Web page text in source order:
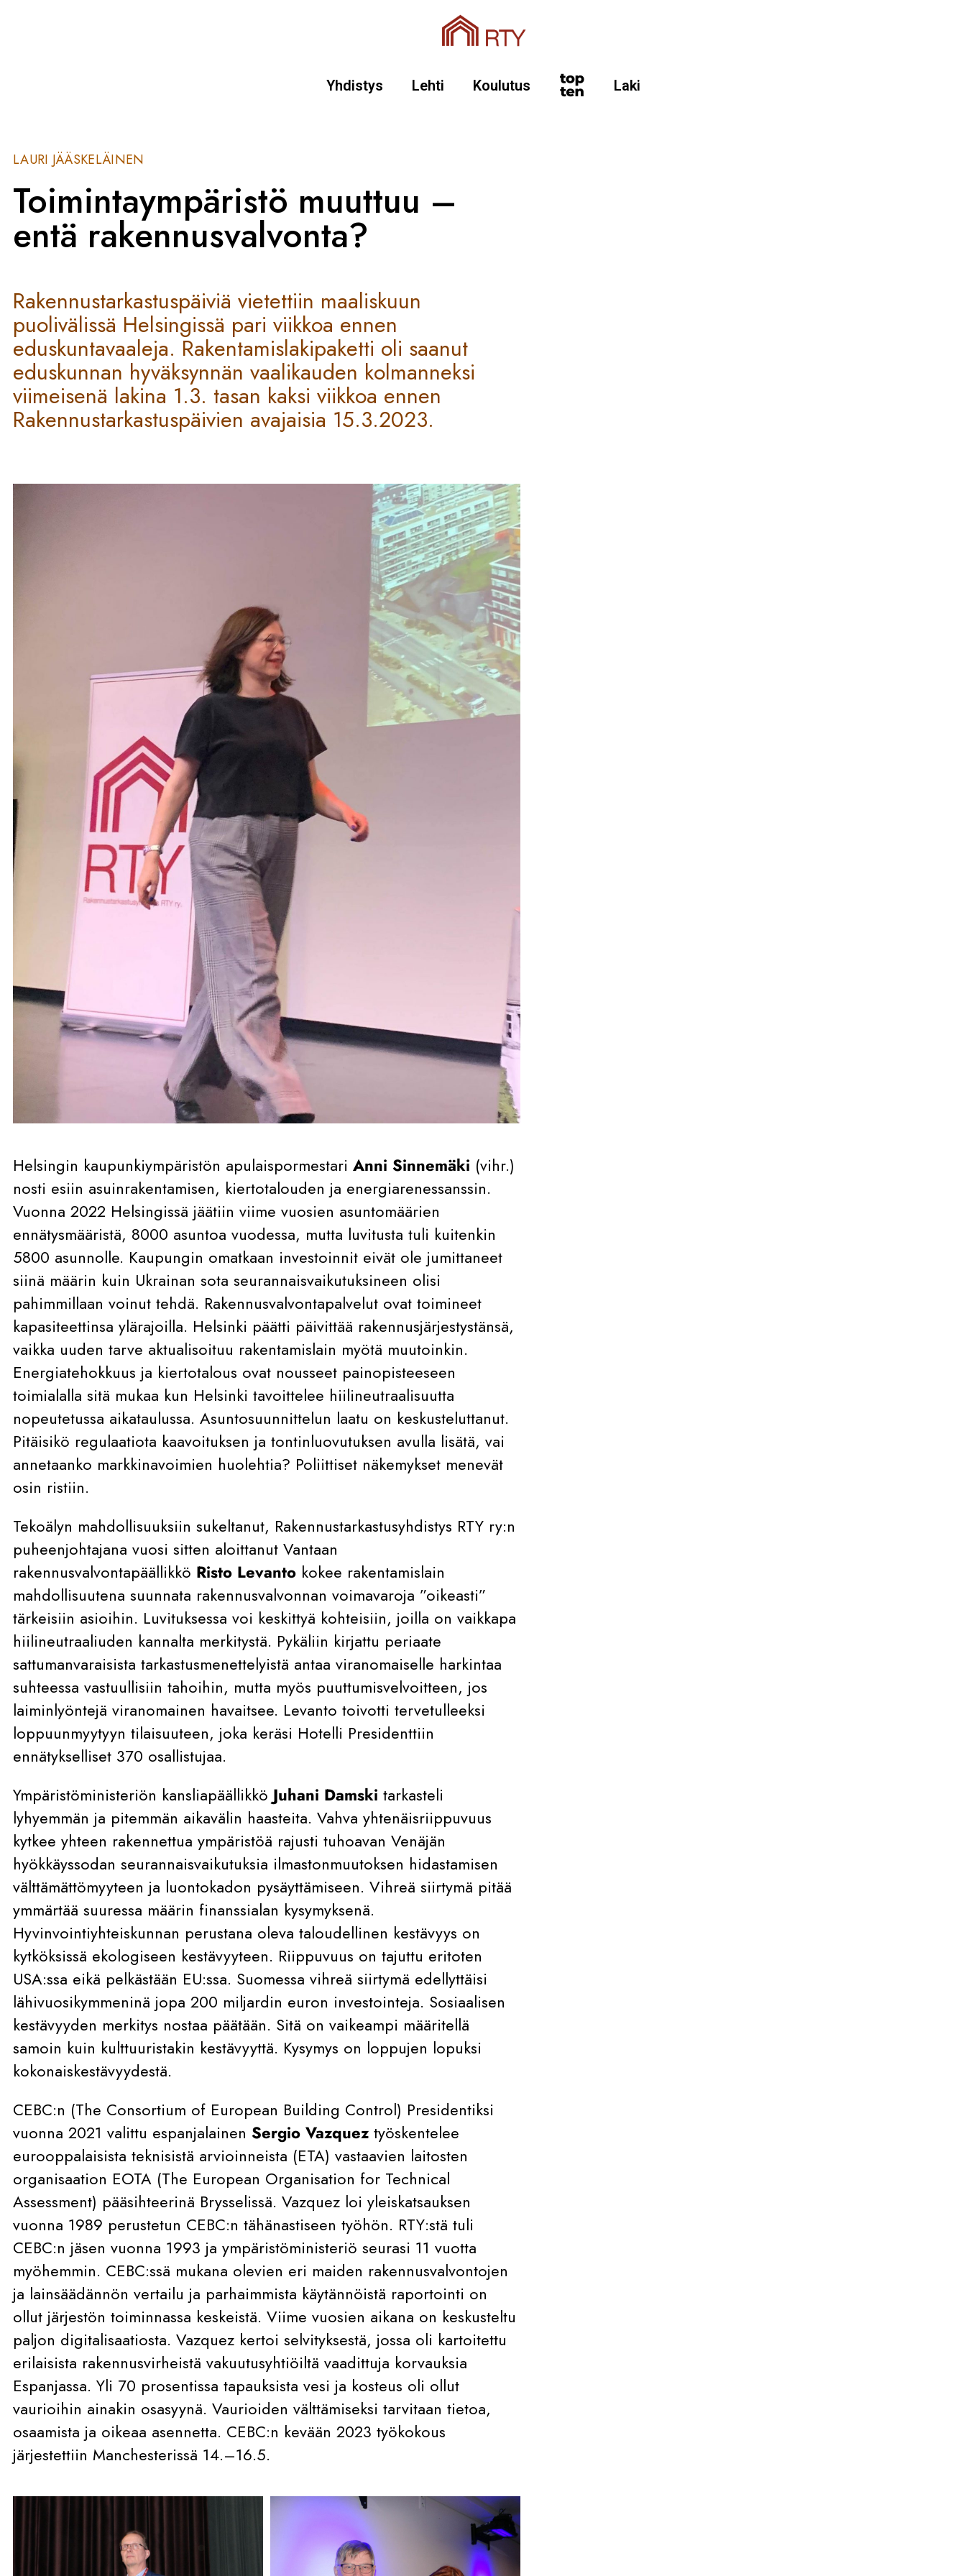
Yhdistys Lehti Koulutus Laki
LAURI JÄÄSKELÄINEN
Toimintaympäristö muuttuu –
entä rakennusvalvonta?
Rakennustarkastuspäiviä vietettiin maaliskuun
puolivälissä Helsingissä pari viikkoa ennen
eduskuntavaaleja. Rakentamislakipaketti oli saanut
eduskunnan hyväksynnän vaalikauden kolmanneksi
viimeisenä lakina 1.3. tasan kaksi viikkoa ennen
Rakennustarkastuspäivien avajaisia 15.3.2023.
Helsingin kaupunkiympäristön apulaispormestari Anni Sinnemäki (vihr.)
nosti esiin asuinrakentamisen, kiertotalouden ja energiarenessanssin.
Vuonna 2022 Helsingissä jäätiin viime vuosien asuntomäärien
ennätysmääristä, 8000 asuntoa vuodessa, mutta luvitusta tuli kuitenkin
5800 asunnolle. Kaupungin omatkaan investoinnit eivät ole jumittaneet
siinä määrin kuin Ukrainan sota seurannaisvaikutuksineen olisi
pahimmillaan voinut tehdä. Rakennusvalvontapalvelut ovat toimineet
kapasiteettinsa ylärajoilla. Helsinki päätti päivittää rakennusjärjestystänsä,
vaikka uuden tarve aktualisoituu rakentamislain myötä muutoinkin.
Energiatehokkuus ja kiertotalous ovat nousseet painopisteeseen
toimialalla sitä mukaa kun Helsinki tavoittelee hiilineutraalisuutta
nopeutetussa aikataulussa. Asuntosuunnittelun laatu on keskusteluttanut.
Pitäisikö regulaatiota kaavoituksen ja tontinluovutuksen avulla lisätä, vai
annetaanko markkinavoimien huolehtia? Poliittiset näkemykset menevät
osin ristiin.
Tekoälyn mahdollisuuksiin sukeltanut, Rakennustarkastusyhdistys RTY ry:n
puheenjohtajana vuosi sitten aloittanut Vantaan
rakennusvalvontapäällikkö Risto Levanto kokee rakentamislain
mahdollisuutena suunnata rakennusvalvonnan voimavaroja ”oikeasti”
tärkeisiin asioihin. Luvituksessa voi keskittyä kohteisiin, joilla on vaikkapa
hiilineutraaliuden kannalta merkitystä. Pykäliin kirjattu periaate
sattumanvaraisista tarkastusmenettelyistä antaa viranomaiselle harkintaa
suhteessa vastuullisiin tahoihin, mutta myös puuttumisvelvoitteen, jos
laiminlyöntejä viranomainen havaitsee. Levanto toivotti tervetulleeksi
loppuunmyytyyn tilaisuuteen, joka keräsi Hotelli Presidenttiin
ennätykselliset 370 osallistujaa.
Ympäristöministeriön kansliapäällikkö Juhani Damski tarkasteli
lyhyemmän ja pitemmän aikavälin haasteita. Vahva yhtenäisriippuvuus
kytkee yhteen rakennettua ympäristöä rajusti tuhoavan Venäjän
hyökkäyssodan seurannaisvaikutuksia ilmastonmuutoksen hidastamisen
välttämättömyyteen ja luontokadon pysäyttämiseen. Vihreä siirtymä pitää
ymmärtää suuressa määrin finanssialan kysymyksenä.
Hyvinvointiyhteiskunnan perustana oleva taloudellinen kestävyys on
kytköksissä ekologiseen kestävyyteen. Riippuvuus on tajuttu eritoten
USA:ssa eikä pelkästään EU:ssa. Suomessa vihreä siirtymä edellyttäisi
lähivuosikymmeninä jopa 200 miljardin euron investointeja. Sosiaalisen
kestävyyden merkitys nostaa päätään. Sitä on vaikeampi määritellä
samoin kuin kulttuuristakin kestävyyttä. Kysymys on loppujen lopuksi
kokonaiskestävyydestä.
CEBC:n (The Consortium of European Building Control) Presidentiksi
vuonna 2021 valittu espanjalainen Sergio Vazquez työskentelee
eurooppalaisista teknisistä arvioinneista (ETA) vastaavien laitosten
organisaation EOTA (The European Organisation for Technical
Assessment) pääsihteerinä Brysselissä. Vazquez loi yleiskatsauksen
vuonna 1989 perustetun CEBC:n tähänastiseen työhön. RTY:stä tuli
CEBC:n jäsen vuonna 1993 ja ympäristöministeriö seurasi 11 vuotta
myöhemmin. CEBC:ssä mukana olevien eri maiden rakennusvalvontojen
ja lainsäädännön vertailu ja parhaimmista käytännöistä raportointi on
ollut järjestön toiminnassa keskeistä. Viime vuosien aikana on keskusteltu
paljon digitalisaatiosta. Vazquez kertoi selvityksestä, jossa oli kartoitettu
erilaisista rakennusvirheistä vakuutusyhtiöiltä vaadittuja korvauksia
Espanjassa. Yli 70 prosentissa tapauksista vesi ja kosteus oli ollut
vaurioihin ainakin osasyynä. Vaurioiden välttämiseksi tarvitaan tietoa,
osaamista ja oikeaa asennetta. CEBC:n kevään 2023 työkokous
järjestettiin Manchesterissä 14.–16.5.